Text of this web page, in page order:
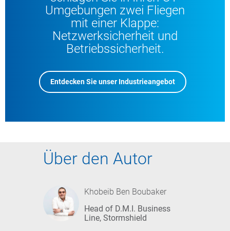
Umgebungen zwei Fliegen
mit einer Klappe:
Netzwerksicherheit und
Betriebssicherheit.
Entdecken Sie unser Industrieangebot
Über den Autor
Khobeib Ben Boubaker
Head of D.M.I. Business
Line, Stormshield